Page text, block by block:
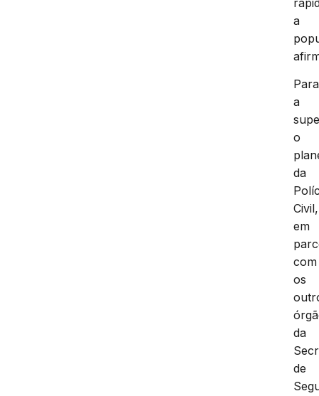
a
Para
a
o
da
Civil,
em
com
os
da
de